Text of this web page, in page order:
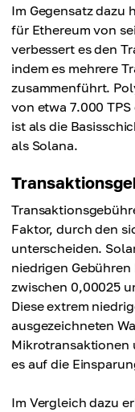
Im Gegensatz dazu
für Ethereum von
verbessert es den
indem es mehrere
zusammenführt.
von etwa 7.000
ist als die
als Solana.
Faktor, durch den
unterscheiden.
niedrigen
zwischen 0,00025
Diese extrem
ausgezeichneten
Mikrotransaktionen
es auf die
Im Vergleich dazu